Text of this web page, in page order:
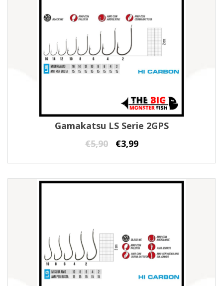
Gamakatsu LS Serie 2GPS
€5,90 €3,99